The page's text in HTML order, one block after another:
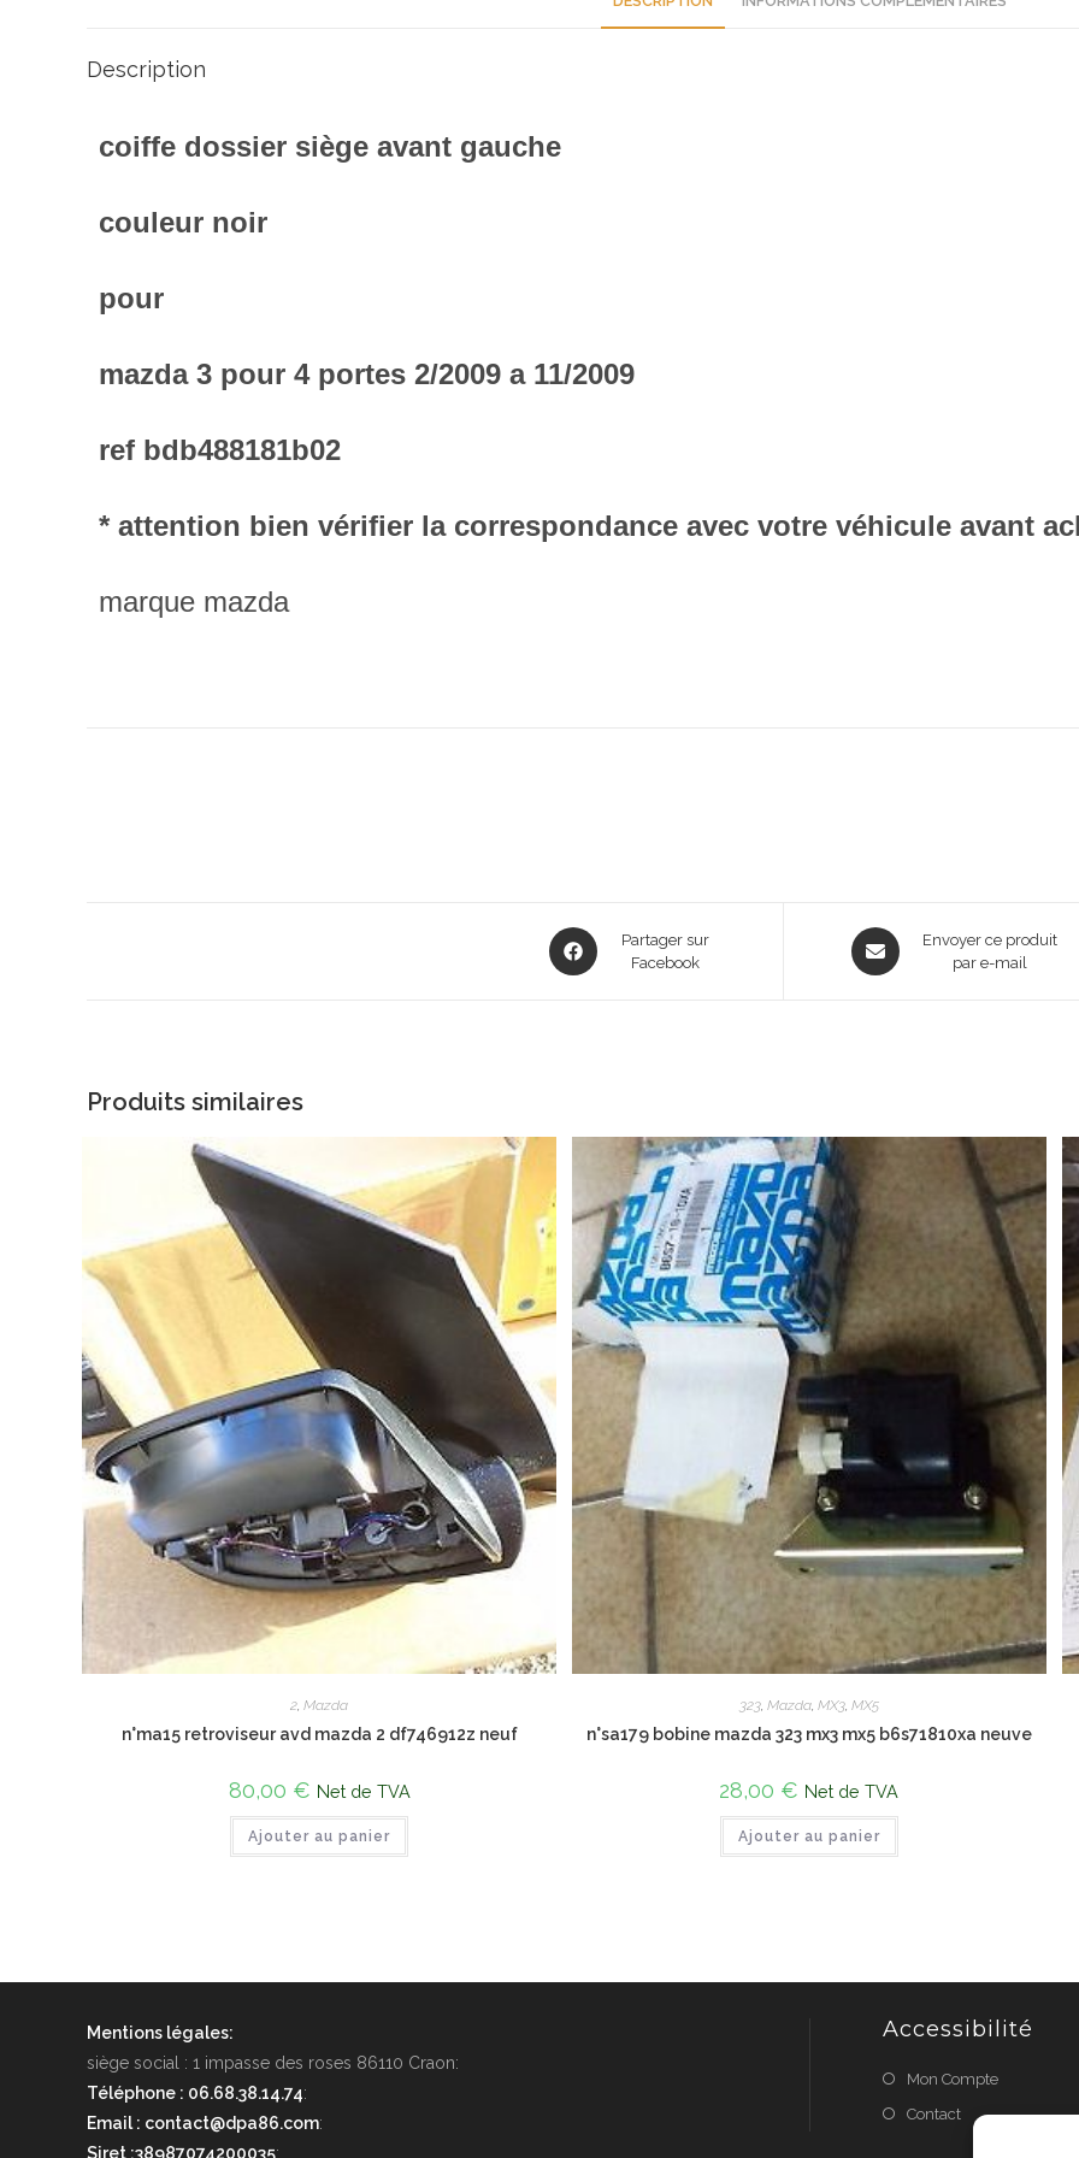
Description
coiffe dossier siège avant gauche
couleur noir
pour
mazda 3 pour 4 portes 2/2009 a 11/2009
ref bdb488181b02
* attention bien vérifier la correspondance avec votre véhicule avant
marque mazda
Opens
in
Partager sur
Facebook
Opens
in
Envoyer ce produit
par e-mail
Produits similaires
2,Mazda
n°ma15 retroviseur avd mazda 2 df746912z neuf
80,00 € Net de TVA
Ajouter au panier
323, Mazda, MX3, MX5
n°sa179 bobine mazda 323 mx3 mx5 b6s71810xa neuve
28,00 € Net de TVA
Ajouter au panier
Mentions légales:
siège social : 1 impasse des roses 86110 Craon:
Téléphone : 06.68.38.14.74:
Email : contact@dpa86.com:
Siret :38987074200035:
Accessibilité
Mon Compte
Contact